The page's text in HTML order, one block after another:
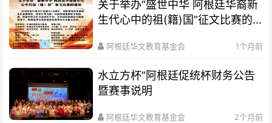
关于举办“盛世中华 阿根廷华裔新
生代心中的祖(籍)国”征文比赛的
阿根廷华文教育基金会 1个月前
水立方杯”阿根廷促统杯财务公告
暨赛事说明
阿根廷华文教育基金会 2个月前